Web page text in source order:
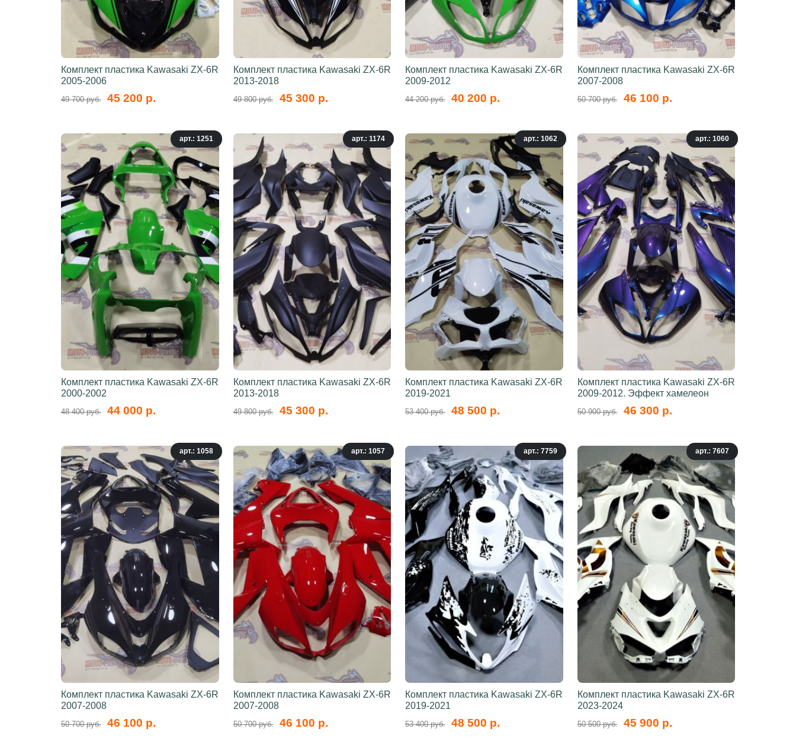
Комплект пластика Kawasaki ZX-6R
2005-2006
49 700 руб. 45 200 р.
Комплект пластика Kawasaki ZX-6R
2013-2018
49 800 руб. 45 300 р.
Комплект пластика Kawasaki ZX-6R
2009-2012
44 200 руб. 40 200 р.
Комплект пластика Kawasaki ZX-6R
2007-2008
50 700 руб. 46 100 р.
арт.: 1251
Комплект пластика Kawasaki ZX-6R
2000-2002
48 400 руб. 44 000 р.
арт.: 1174
Комплект пластика Kawasaki ZX-6R
2013-2018
49 800 руб. 45 300 р.
арт.: 1062
Комплект пластика Kawasaki ZX-6R
2019-2021
53 400 руб. 48 500 р.
арт.: 1060
Комплект пластика Kawasaki ZX-6R
2009-2012. Эффект хамелеон
50 900 руб. 46 300 р.
арт.: 1058
Комплект пластика Kawasaki ZX-6R
2007-2008
50 700 руб. 46 100 р.
арт.: 1057
Комплект пластика Kawasaki ZX-6R
2007-2008
50 700 руб. 46 100 р.
арт.: 7759
Комплект пластика Kawasaki ZX-6R
2019-2021
53 400 руб. 48 500 р.
арт.: 7607
Комплект пластика Kawasaki ZX-6R
2023-2024
50 500 руб. 45 900 р.